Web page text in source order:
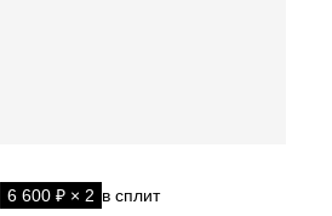
6 600 ₽ × 2 в сплит